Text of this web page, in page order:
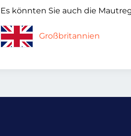
Es könnten Sie auch die
Großbritannien